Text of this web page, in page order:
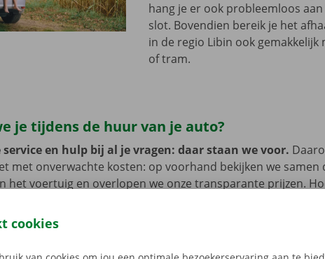
hang je er ook probleemloos
slot. Bovendien bereik je het
in de regio Libin ook gemakkelijk
of tram.
je tijdens de huur van je auto?
en hulp bij al je vragen: daar staan we voor.
met onverwachte kosten: op voorhand bekijken we samen
het voertuig en overlopen we onze transparante prijzen.
staat er 24/7 assistentie en pechverhelping voor je klaar:
je zorgeloos op pad met je huurauto.
cookies